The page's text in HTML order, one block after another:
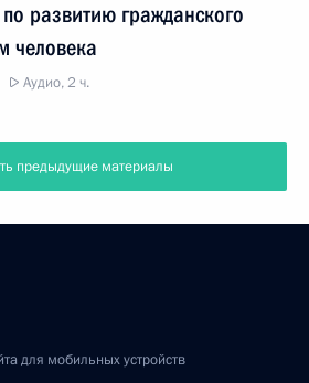
развитию гражданского
человека
Аудио, 2 ч.
предыдущие материалы
для мобильных устройств